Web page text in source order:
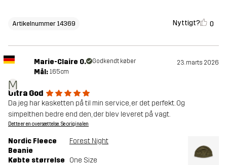
Artikelnummer 14369 Nyttigt? 0
M
Marie-Claire O. Godkendt køber 23. marts 2026
Mål: 165cm
Ultra God
Da jeg har kasketten på til min service, er det perfekt. Og
simpelthen bedre end den, der blev leveret på vagt.
Dette er en oversættelse. Se originalen
Nordic Fleece
Beanie
Forest Night
Købte størrelse One Size